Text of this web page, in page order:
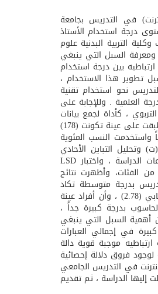
في التدريس بجامعة
درجة استخدام الأستاذ
التربية البدنية علوم
السبل التي ينبغي
بين درجة استخدام
تطوير هذا الاستخدام ،
نحو استخدام تقنية
العلمية . وللإجابة على
، كأداة لجمع بيانات
الدراسة ، حيث تكونت من (72) فقرة بوصفها أداة لجمع البيانات طبقت على عينة تكونت (178)
واستخدمت النسب المئوية
وتحليل التباين الأحادي
والثنائي ، وذلك لأجل التعرف على متوسط الفروق بين مجموعات الدراسة ، واختبار LSD
الفئات، وأظهرت نتائج
بدرجة متوسطة تكاد
تقترب من ضعيفة، حيث جاءت في إجمالي العبارات بمتوسط حسابي (2.78) ، وأن أفراد عينة
بدرجة كبيرة جداً ،
الذين يؤكدون أهمية السبل التي ينبغي
في إجمالي العبارات
ارتباطيه موجبة قوية دالة
فروق دلالة إحصائية
والانترنت في التدريس الجامعي
إليها الدراسة ، ثم تقديم